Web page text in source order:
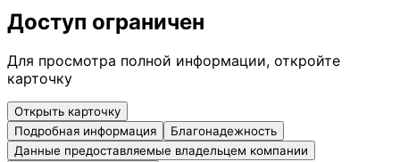
Доступ ограничен
Для просмотра полной информации, откройте
карточку
Открыть карточку
Подробная информация
Благонадежность
Данные предоставляемые владельцем компании